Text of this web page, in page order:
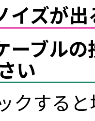
イズが
ーブル
い
クする